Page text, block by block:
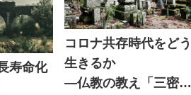
寿命化
コロナ共存時代をどう
生きるか
―仏教の教え「三密」